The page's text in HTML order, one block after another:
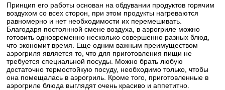
Принцип его работы основан на обдувании продуктов горячим
воздухом со всех сторон, при этом продукты нагреваются
равномерно и нет необходимости их перемешивать.
Благодаря постоянной смене воздуха, в аэрогриле можно
готовить одновременно несколько совершенно разных блюд,
что экономит время. Еще одним важным преимуществом
аэрогриля является то, что для приготовления пищи не
требуется специальной посуды. Можно брать любую
достаточно термостойкую посуду, необходимо только, чтобы
она помещалась в аэрогриль. Кроме того, приготовленные в
аэрогриле блюда выглядят очень красиво и аппетитно.